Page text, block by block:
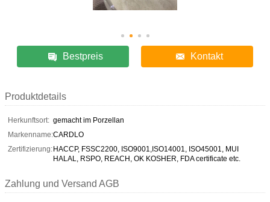
Bestpreis Kontakt
Produktdetails
Herkunftsort: gemacht im Porzellan
Markenname:CARDLO
Zertifizierung:HACCP, FSSC2200, ISO9001,ISO14001, ISO45001, MUI
HALAL, RSPO, REACH, OK KOSHER, FDA certificate etc.
Zahlung und Versand AGB